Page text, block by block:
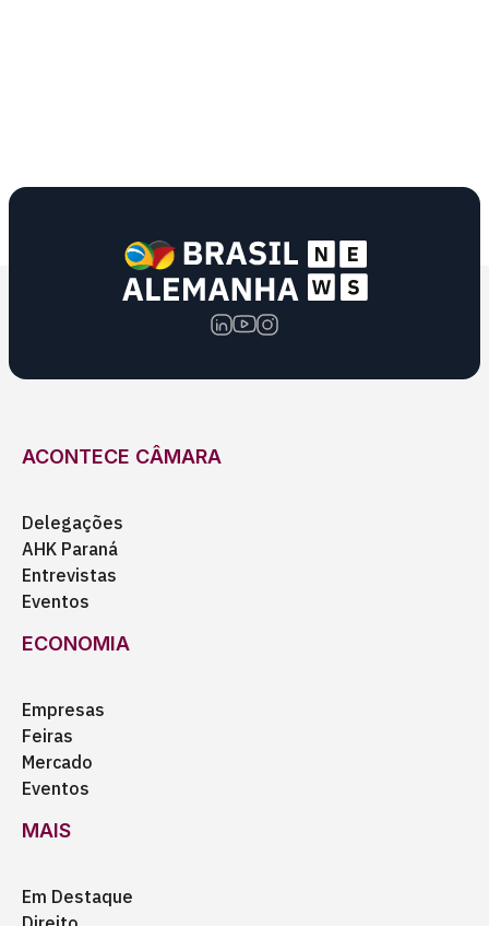
ACONTECE CÂMARA
Delegações
AHK Paraná
Entrevistas
Eventos
ECONOMIA
Empresas
Feiras
Mercado
Eventos
MAIS
Em Destaque